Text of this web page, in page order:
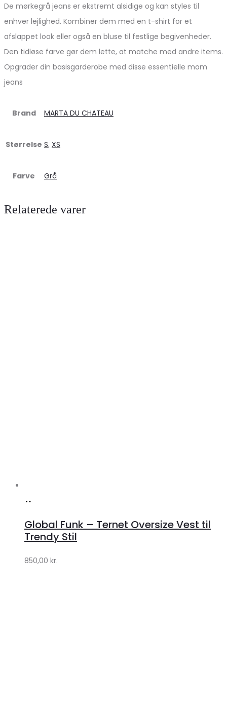
De mørkegrå jeans er ekstremt alsidige og kan styles til
enhver lejlighed. Kombiner dem med en t-shirt for et
afslappet look eller også en bluse til festlige begivenheder.
Den tidløse farve gør dem lette, at matche med andre items.
Opgrader din basisgarderobe med disse essentielle mom
jeans
Brand MARTA DU CHATEAU
Størrelse S, XS
Farve Grå
Relaterede varer
Lykke
Lykke
Global Funk – Ternet Oversize Vest til
Trendy Stil
850,00 kr.